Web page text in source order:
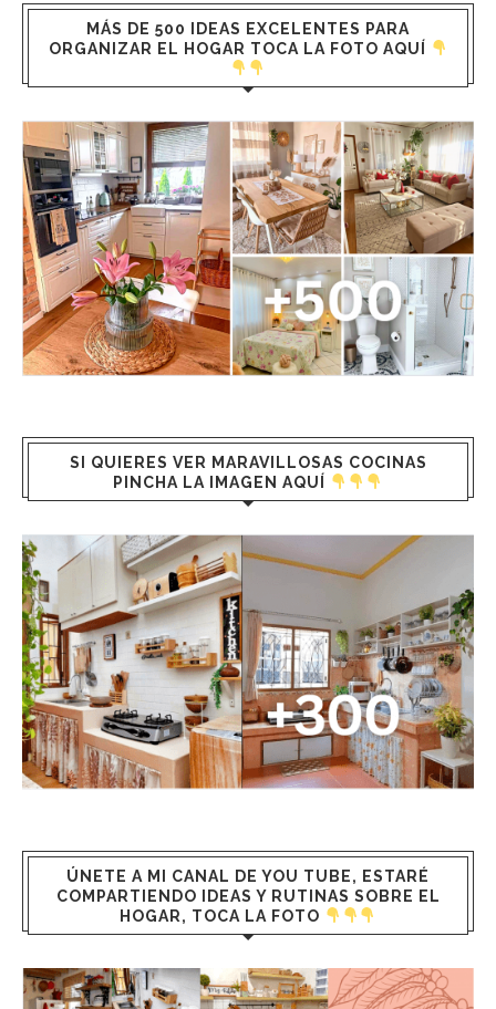
MÁS DE 500 IDEAS EXCELENTES PARA
ORGANIZAR EL HOGAR TOCA LA FOTO AQUÍ
SI QUIERES VER MARAVILLOSAS COCINAS
PINCHA LA IMAGEN AQUÍ
ÚNETE A MI CANAL DE YOU TUBE, ESTARÉ
COMPARTIENDO IDEAS Y RUTINAS SOBRE EL
HOGAR, TOCA LA FOTO